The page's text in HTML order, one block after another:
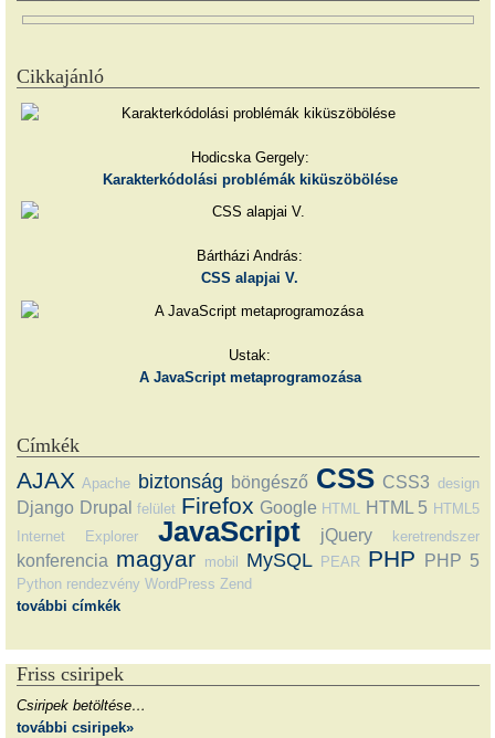
Cikkajánló
Hodicska Gergely:
Karakterkódolási problémák kiküszöbölése
Bártházi András:
CSS alapjai V.
Ustak:
A JavaScript metaprogramozása
Címkék
AJAX Apache biztonság böngésző CSS CSS3 design
Django Drupal felület Firefox Google HTML HTML 5 HTML5
Internet Explorer
JavaScript jQuery keretrendszer
konferencia magyar mobil MySQL PEAR PHP PHP 5
Python rendezvény WordPress Zend
további címkék
Friss csiripek
Csiripek betöltése…
további csiripek»